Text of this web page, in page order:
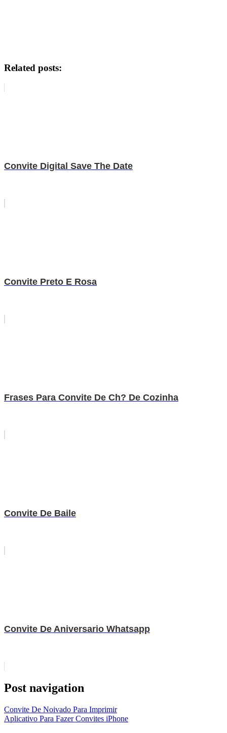
Related posts:
Convite Digital Save The Date
Convite Preto E Rosa
Frases Para Convite De Ch? De Cozinha
Convite De Baile
Convite De Aniversario Whatsapp
Post navigation
Convite De Noivado Para Imprimir
Aplicativo Para Fazer Convites iPhone